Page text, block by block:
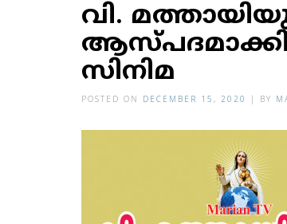
വി.
ആസ്പദമാക്കി
സിനിമ
POSTED ON DECEMBER 15, 2020 BY